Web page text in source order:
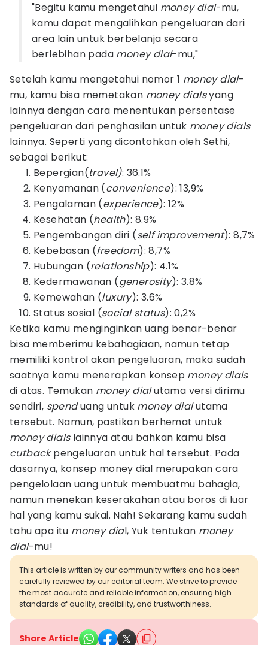
"Begitu kamu mengetahui money dial-mu,
kamu dapat mengalihkan pengeluaran dari
area lain untuk berbelanja secara
berlebihan pada money dial-mu,"
Setelah kamu mengetahui nomor 1 money dial-
mu, kamu bisa memetakan money dialsyang
lainnya dengan cara menentukan persentase
pengeluaran dari penghasilan untuk money dials
lainnya. Seperti yang dicontohkan oleh Sethi,
sebagai berikut:
Bepergian(travel): 36.1%
Kenyamanan (convenience): 13,9%
Pengalaman (experience): 12%
Kesehatan (health): 8.9%
Pengembangan diri (self improvement): 8,7%
Kebebasan (freedom): 8,7%
Hubungan (relationship): 4.1%
Kedermawanan (generosity): 3.8%
Kemewahan (luxury): 3.6%
Status sosial (social status): 0,2%
Ketika kamu menginginkan uang benar-benar
bisa memberimu kebahagiaan, namun tetap
memiliki kontrol akan pengeluaran, maka sudah
saatnya kamu menerapkan konsep money dials
di atas. Temukan money dialutama versi dirimu
sendiri, spenduang untuk money dialutama
tersebut. Namun, pastikan berhemat untuk
money dialslainnya atau bahkan kamu bisa
cutbackpengeluaran untuk hal tersebut. Pada
dasarnya, konsep money dial merupakan cara
pengelolaan uang untuk membuatmu bahagia,
namun menekan keserakahan atau boros di luar
hal yang kamu sukai. Nah! Sekarang kamu sudah
tahu apa itu money dial, Yuk tentukan money
dial-mu!
This article is written by our community writers and has been
carefully reviewed by our editorial team. We strive to provide
the most accurate and reliable information, ensuring high
standards of quality, credibility, and trustworthiness.
Share Article